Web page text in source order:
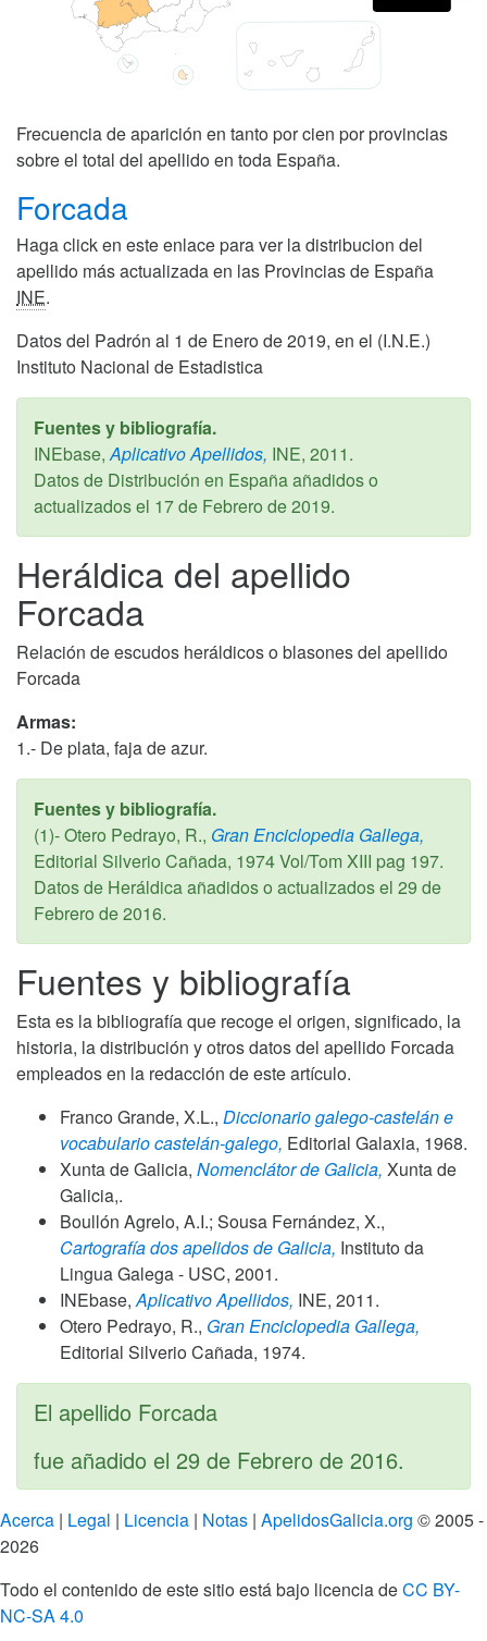
Frecuencia de aparición en tanto por cien por provincias
sobre el total del apellido en toda España.
Forcada
Haga click en este enlace para ver la distribucion del
apellido más actualizada en las Provincias de España
INE.
Datos del Padrón al 1 de Enero de 2019, en el (I.N.E.)
Instituto Nacional de Estadistica
Fuentes y bibliografía.
INEbase,Aplicativo Apellidos, INE, 2011.
Datos de Distribución en España añadidos o
actualizados el 17 de Febrero de 2019.
Heráldica del apellido
Forcada
Relación de escudos heráldicos o blasones del apellido
Forcada
Armas:
1.- De plata, faja de azur.
Fuentes y bibliografía.
(1)- Otero Pedrayo, R., Gran Enciclopedia Gallega,
Editorial Silverio Cañada, 1974Vol/Tom XIII pag 197.
Datos de Heráldica añadidos o actualizados el 29 de
Febrero de 2016.
Fuentes y bibliografía
Esta es la bibliografía que recoge el origen, significado, la
historia, la distribución y otros datos del apellido Forcada
empleados en la redacción de este artículo.
Franco Grande, X.L., Diccionario galego-castelán e
vocabulario castelán-galego, Editorial Galaxia, 1968.
Xunta de Galicia, Nomenclátor de Galicia, Xunta de
Galicia,.
Boullón Agrelo, A.I.; Sousa Fernández, X.,
Cartografía dos apelidos de Galicia, Instituto da
Lingua Galega - USC, 2001.
INEbase,Aplicativo Apellidos, INE, 2011.
Otero Pedrayo, R., Gran Enciclopedia Gallega,
Editorial Silverio Cañada, 1974.
El apellido Forcada
fue añadido el 29 de Febrero de 2016.
Acerca | Legal | Licencia | Notas | ApelidosGalicia.org © 2005 -
2026
Todo el contenido de este sitio está bajo licencia deCC BY-
NC-SA 4.0